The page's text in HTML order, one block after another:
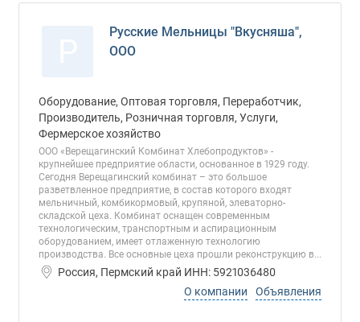
Русские Мельницы "Вкусняша",
ООО
Оборудование, Оптовая торговля, Переработчик,
Производитель, Розничная торговля, Услуги,
Фермерское хозяйство
ООО «Верещагинский Комбинат Хлебопродуктов» -
крупнейшее предприятие области, основанное в 1929 году.
Сегодня Верещагинский комбинат – это большое
разветвленное предприятие, в состав которого входят
мельничный, комбикормовый, крупяной, элеваторно-
складской цеха. Комбинат оснащен современным
технологическим, транспортным и аспирационным
оборудованием, имеет отлаженную технологию
производства. Все основные цеха прошли реконструкцию в...
Россия, Пермский край ИНН: 5921036480
О компании
Объявления